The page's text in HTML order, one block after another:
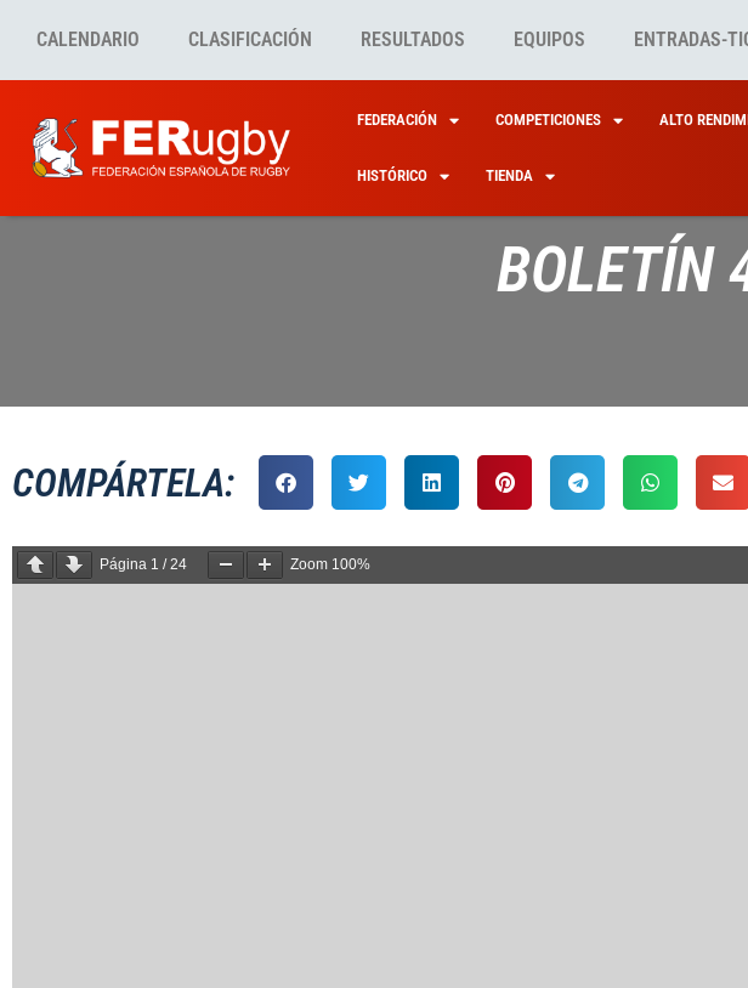
CALENDARIO CLASIFICACIÓN RESULTADOS EQUIPOS ENTRADAS-
FEDERACIÓN COMPETICIONES ALTO
HISTÓRICO TIENDA
BOLETÍN
COMPÁRTELA:
Página 1 /24 Zoom 100%